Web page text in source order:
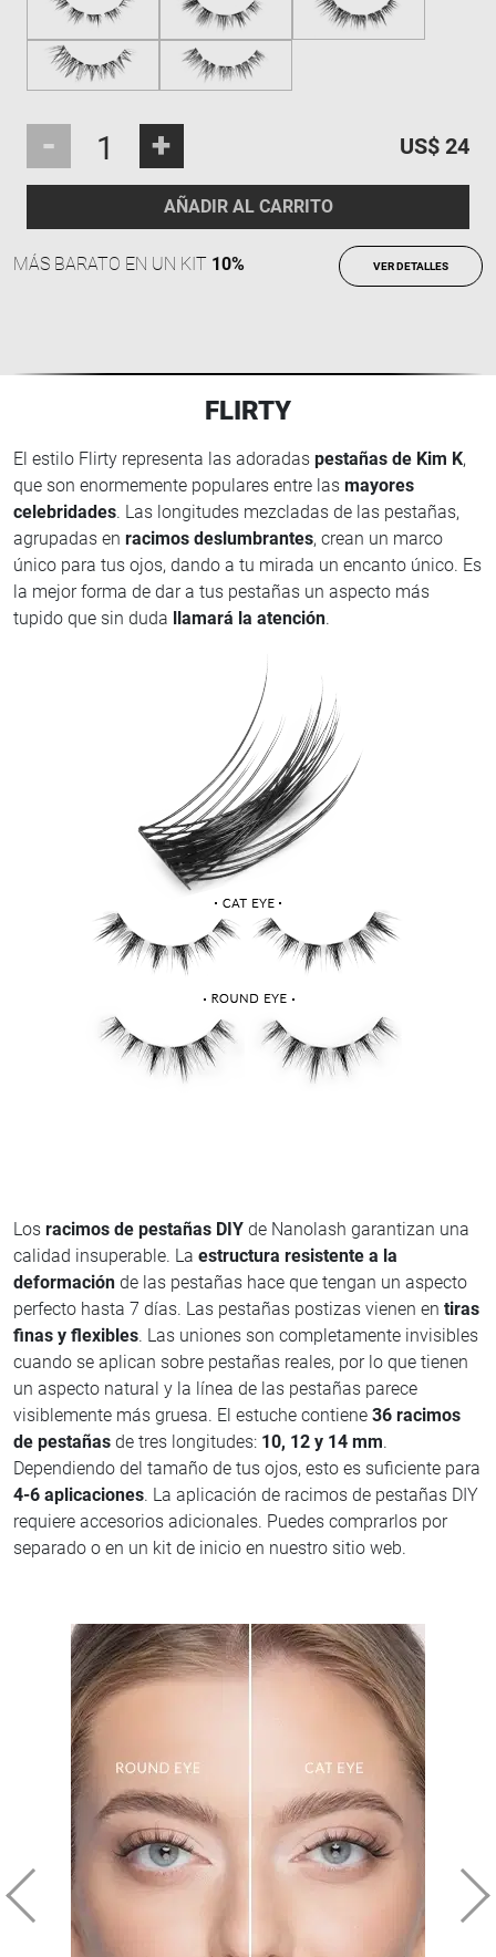
- + US$ 24
AÑADIR AL CARRITO
MÁS BARATO EN UN KIT 10% VER DETALLES
FLIRTY
El estilo Flirty representa las adoradas pestañas de Kim K,
que son enormemente populares entre las mayores
celebridades. Las longitudes mezcladas de las pestañas,
agrupadas en racimos deslumbrantes, crean un marco
único para tus ojos, dando a tu mirada un encanto único. Es
la mejor forma de dar a tus pestañas un aspecto más
tupido que sin duda llamará la atención.
Los racimos de pestañas DIY de Nanolash garantizan una
calidad insuperable. La estructura resistente a la
deformación de las pestañas hace que tengan un aspecto
perfecto hasta 7 días. Las pestañas postizas vienen en tiras
finas y flexibles. Las uniones son completamente invisibles
cuando se aplican sobre pestañas reales, por lo que tienen
un aspecto natural y la línea de las pestañas parece
visiblemente más gruesa. El estuche contiene 36 racimos
de pestañas de tres longitudes: 10, 12 y 14 mm.
Dependiendo del tamaño de tus ojos, esto es suficiente para
4-6 aplicaciones. La aplicación de racimos de pestañas DIY
requiere accesorios adicionales. Puedes comprarlos por
separado o en un kit de inicio en nuestro sitio web.